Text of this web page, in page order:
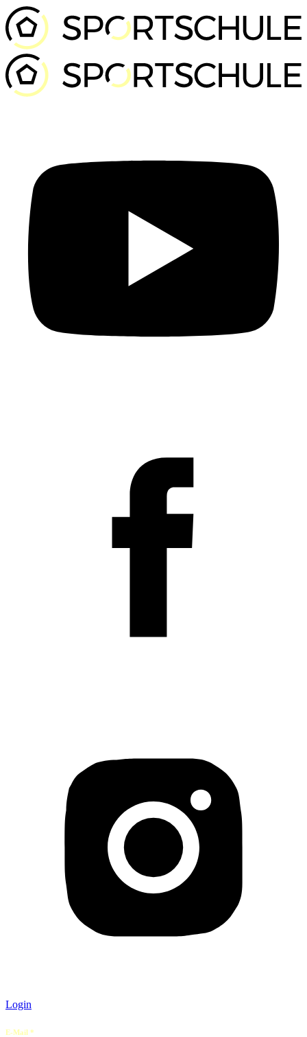
Login
E-Mail *